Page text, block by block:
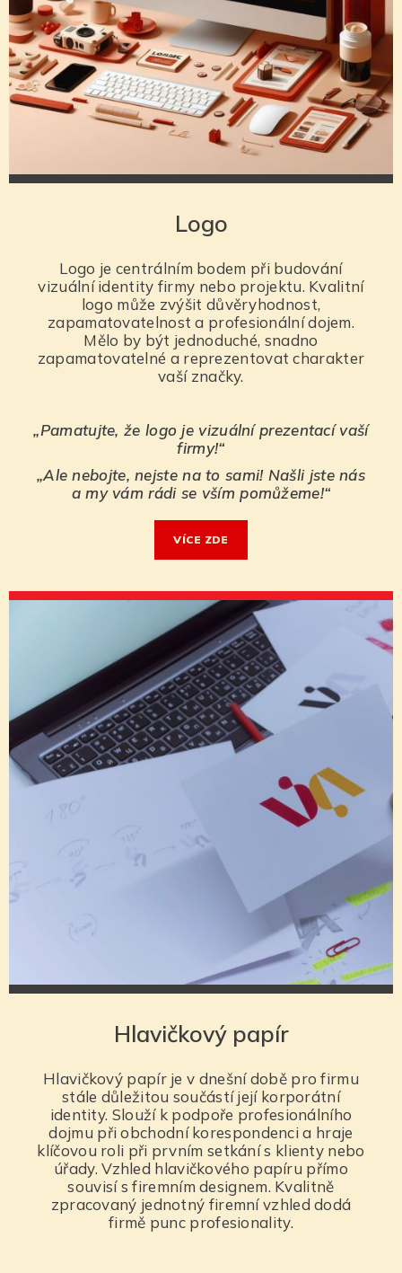
Logo
Logo je centrálním bodem při budování
vizuální identity firmy nebo projektu. Kvalitní
logo může zvýšit důvěryhodnost,
zapamatovatelnost a profesionální dojem.
Mělo by být jednoduché, snadno
zapamatovatelné a reprezentovat charakter
vaší značky.
„Pamatujte, že logo je vizuální prezentací vaší
firmy!“
„Ale nebojte, nejste na to sami! Našli jste nás
a my vám rádi se vším pomůžeme!“
VÍ­CE ZDE
Hlavičkový papír
Hlavičkový papír je v dnešní době pro firmu
stále důležitou součástí její korporátní
identity. Slouží k podpoře profesionálního
dojmu při obchodní korespondenci a hraje
klíčovou roli při prvním setkání s klienty nebo
úřady. Vzhled hlavičkového papíru přímo
souvisí s firemním designem. Kvalitně
zpracovaný jednotný firemní vzhled dodá
firmě punc profesionality.